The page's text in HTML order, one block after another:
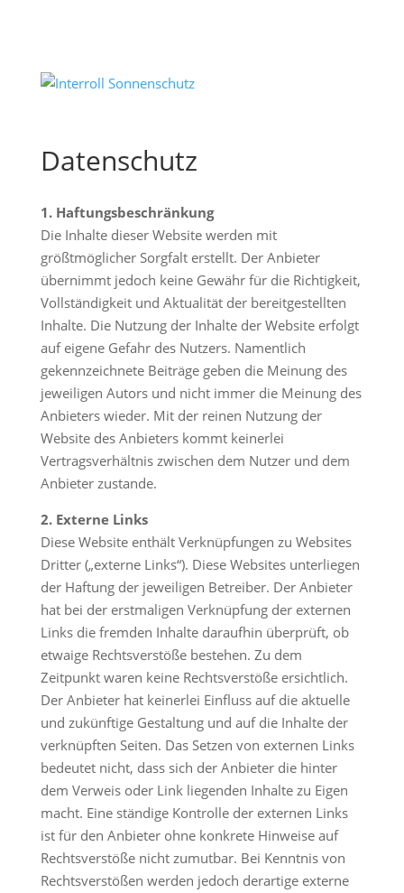
Datenschutz
1. Haftungsbeschränkung
Die Inhalte dieser Website werden mit
größtmöglicher Sorgfalt erstellt. Der Anbieter
übernimmt jedoch keine Gewähr für die Richtigkeit,
Vollständigkeit und Aktualität der bereitgestellten
Inhalte. Die Nutzung der Inhalte der Website erfolgt
auf eigene Gefahr des Nutzers. Namentlich
gekennzeichnete Beiträge geben die Meinung des
jeweiligen Autors und nicht immer die Meinung des
Anbieters wieder. Mit der reinen Nutzung der
Website des Anbieters kommt keinerlei
Vertragsverhältnis zwischen dem Nutzer und dem
Anbieter zustande.
2. Externe Links
Diese Website enthält Verknüpfungen zu Websites
Dritter („externe Links“). Diese Websites unterliegen
der Haftung der jeweiligen Betreiber. Der Anbieter
hat bei der erstmaligen Verknüpfung der externen
Links die fremden Inhalte daraufhin überprüft, ob
etwaige Rechtsverstöße bestehen. Zu dem
Zeitpunkt waren keine Rechtsverstöße ersichtlich.
Der Anbieter hat keinerlei Einfluss auf die aktuelle
und zukünftige Gestaltung und auf die Inhalte der
verknüpften Seiten. Das Setzen von externen Links
bedeutet nicht, dass sich der Anbieter die hinter
dem Verweis oder Link liegenden Inhalte zu Eigen
macht. Eine ständige Kontrolle der externen Links
ist für den Anbieter ohne konkrete Hinweise auf
Rechtsverstöße nicht zumutbar. Bei Kenntnis von
Rechtsverstößen werden jedoch derartige externe